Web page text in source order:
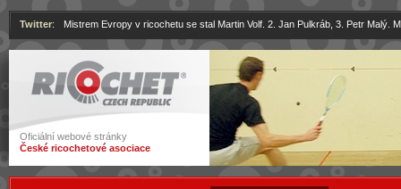
Ricochet
Oficiální webové stránky
České ricochetové asociace
Twitter: Mistrem Evropy v ricochetu se stal Martin Volf. 2. Jan Pulkráb, 3. Petr Malý.